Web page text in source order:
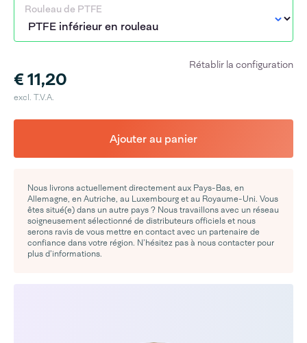
Rouleau de PTFE
€ 11,20
excl. T.V.A.
Rétablir la configuration
Ajouter au panier
Nous livrons actuellement directement aux Pays-Bas, en
Allemagne, en Autriche, au Luxembourg et au Royaume-Uni. Vous
êtes situé(e) dans un autre pays ? Nous travaillons avec un réseau
soigneusement sélectionné de distributeurs officiels et nous
serons ravis de vous mettre en contact avec un partenaire de
confiance dans votre région. N’hésitez pas à nous contacter pour
plus d’informations.